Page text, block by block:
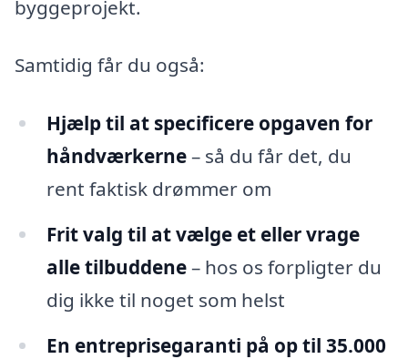
byggeprojekt.
Samtidig får du også:
Hjælp til at specificere opgaven for
håndværkerne– så du får det, du
rent faktisk drømmer om
Frit valg til at vælge et eller vrage
alle tilbuddene– hos os forpligter du
dig ikke til noget som helst
En entreprisegaranti på op til 35.000